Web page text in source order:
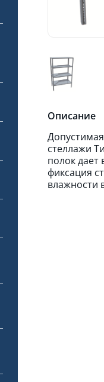
Описание
стеллажи
полок
фиксация
влажности